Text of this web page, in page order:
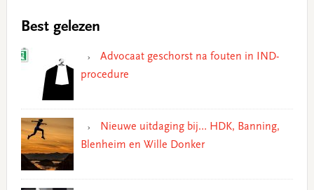
Best gelezen
Advocaat geschorst na fouten in IND-
procedure
Nieuwe uitdaging bij… HDK, Banning,
Blenheim en Wille Donker